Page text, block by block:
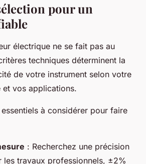
pour un
électrique ne se fait pas au
techniques déterminent la
de votre instrument selon votre
vos applications.
à considérer pour faire
: Recherchez une précision
travaux professionnels, ±2%